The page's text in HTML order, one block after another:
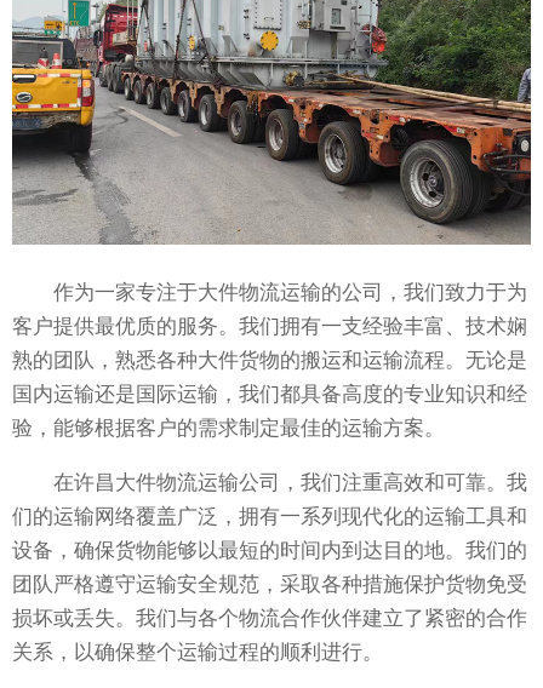
作为一家专注于大件物流运输的公司，我们致力于为
客户提供最优质的服务。我们拥有一支经验丰富、技术娴
熟的团队，熟悉各种大件货物的搬运和运输流程。无论是
国内运输还是国际运输，我们都具备高度的专业知识和经
验，能够根据客户的需求制定最佳的运输方案。
在许昌大件物流运输公司，我们注重高效和可靠。我
们的运输网络覆盖广泛，拥有一系列现代化的运输工具和
设备，确保货物能够以最短的时间内到达目的地。我们的
团队严格遵守运输安全规范，采取各种措施保护货物免受
损坏或丢失。我们与各个物流合作伙伴建立了紧密的合作
关系，以确保整个运输过程的顺利进行。